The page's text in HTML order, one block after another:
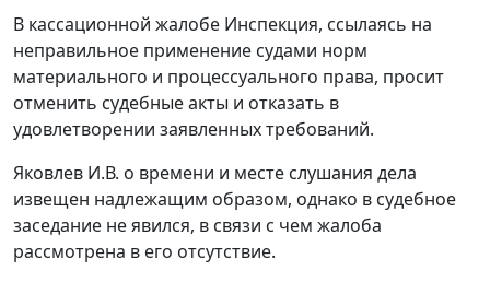
В кассационной жалобе Инспекция, ссылаясь на
неправильное применение судами норм
материального и процессуального права, просит
отменить судебные акты и отказать в
удовлетворении заявленных требований.
Яковлев И.В. о времени и месте слушания дела
извещен надлежащим образом, однако в судебное
заседание не явился, в связи с чем жалоба
рассмотрена в его отсутствие.